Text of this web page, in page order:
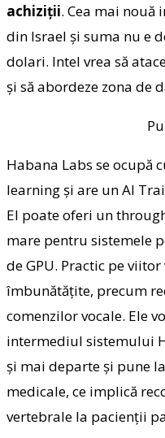
achiziţii. Cea mai nouă
din Israel şi suma nu e
dolari. Intel vrea să
şi să abordeze zona de
Habana Labs se ocupă
learning şi are un AI
El poate oferi un
mare pentru sistemele
de GPU. Practic pe
îmbunătăţite, precum
comenzilor vocale. Ele
intermediul sistemului
şi mai departe şi pune
medicale, ce implică
vertebrale la pacienţii